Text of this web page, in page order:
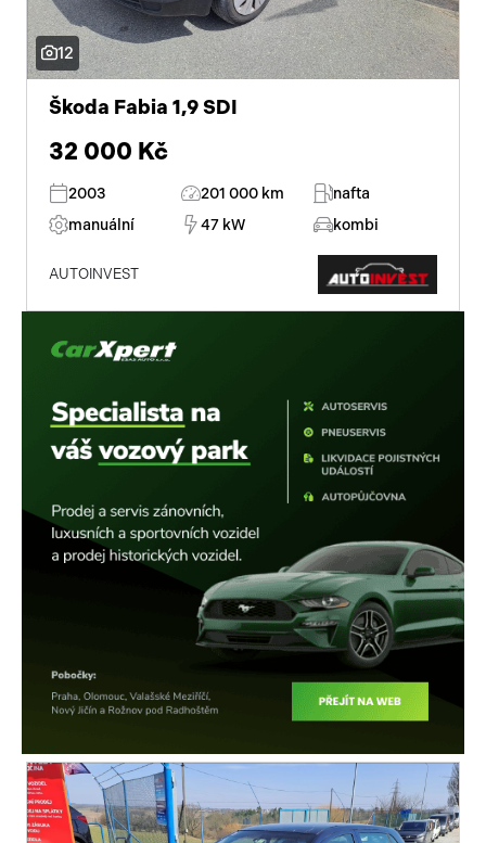
Pracovní stroje
Auto a život
12
Škoda Fabia 1,9 SDI
32 000 Kč
2003 201 000 km
nafta
manuální
47 kW kombi
AUTOINVEST